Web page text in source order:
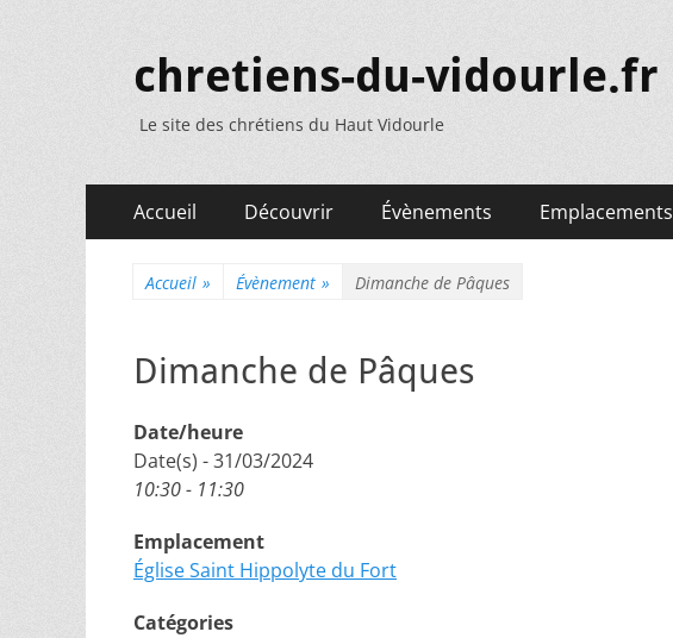
chretiens-du-vidourle.fr
Le site des chrétiens du Haut Vidourle
Menu
principal
Accueil Découvrir Évènements Emplacements
Accueil » Évènement » Dimanche de Pâques
Dimanche de Pâques
Date/heure
Date(s) - 31/03/2024
10:30 - 11:30
Emplacement
Église Saint Hippolyte du Fort
Catégories